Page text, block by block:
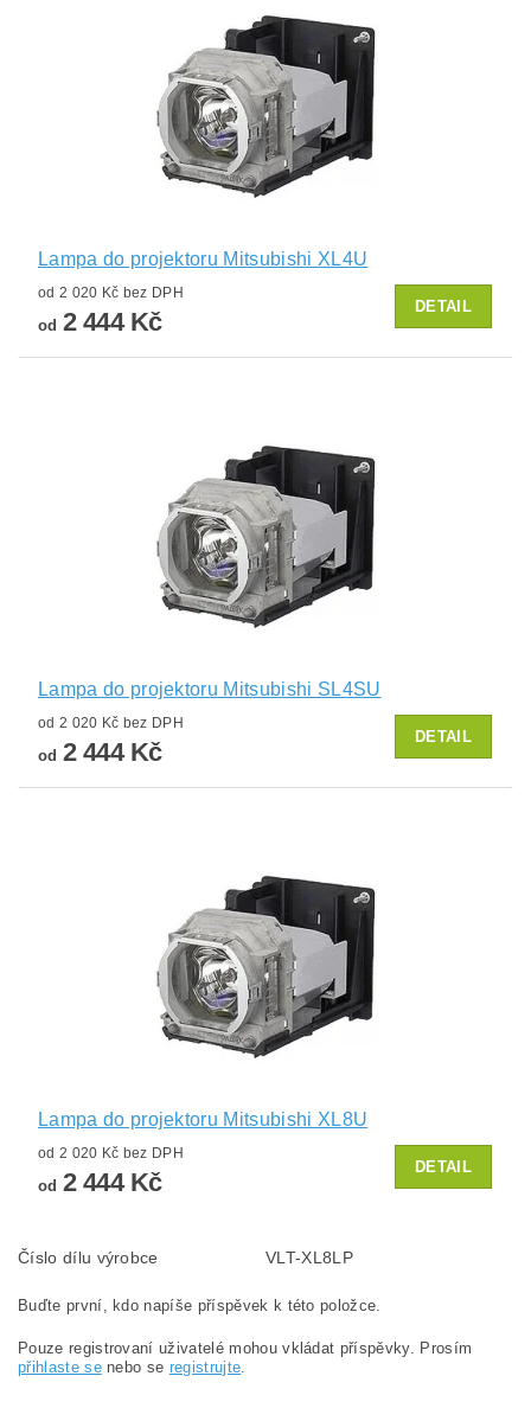
Lampa do projektoru Mitsubishi XL4U
od 2 020 Kč bez DPH
od 2 444 Kč
DETAIL
Lampa do projektoru Mitsubishi SL4SU
od 2 020 Kč bez DPH
od 2 444 Kč
DETAIL
Lampa do projektoru Mitsubishi XL8U
od 2 020 Kč bez DPH
od 2 444 Kč
DETAIL
Číslo dílu výrobce VLT-XL8LP
Buďte první, kdo napíše příspěvek k této položce.
Pouze registrovaní uživatelé mohou vkládat příspěvky. Prosím
přihlaste senebo se registrujte.